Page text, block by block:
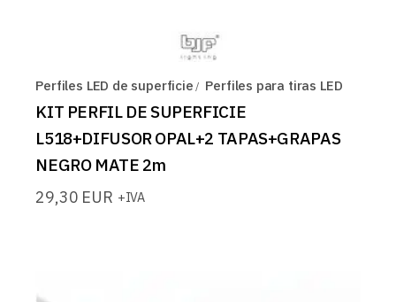
Perfiles LED de superficie Perfiles para tiras LED
KIT PERFIL DE SUPERFICIE
L518+DIFUSOR OPAL+2 TAPAS+GRAPAS
NEGRO MATE 2m
29,30 EUR +IVA